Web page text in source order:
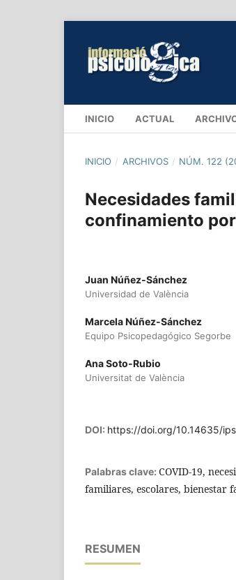
INICIO ACTUAL
INICIO / ARCHIVOS / NÚM. 122
Necesidades
confinamiento
Juan Núñez-Sánchez
Universidad de València
Marcela Núñez-Sánchez
Equipo Psicopedagógico Segorbe
Ana Soto-Rubio
Universitat de València
DOI: https://doi.org/10.14635/
Palabras clave: COVID-19,
familiares, escolares, bienestar
RESUMEN